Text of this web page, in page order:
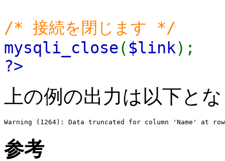
/* 接続を閉じます */
mysqli_close( $link);
?>
上の例の出力は以下と
参考